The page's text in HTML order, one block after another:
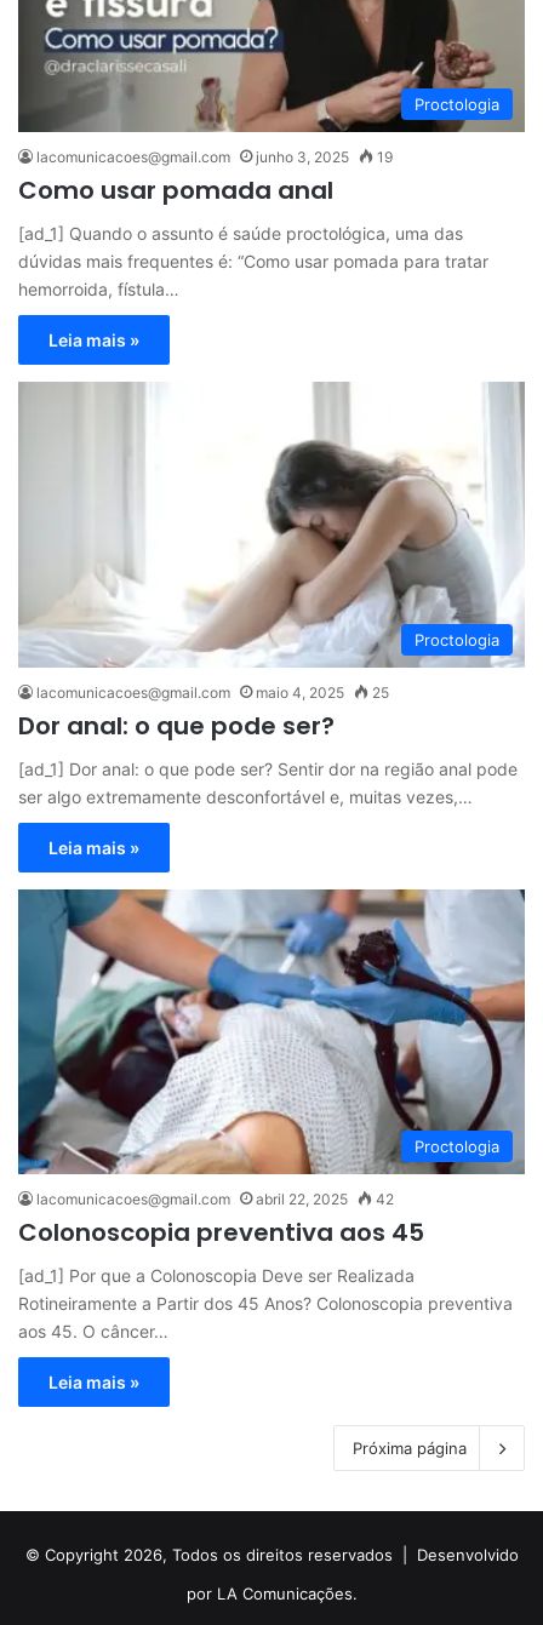
Proctologia
lacomunicacoes@gmail.com junho 3, 2025 19
Como usar pomada anal
[ad_1] Quando o assunto é saúde proctológica, uma das
dúvidas mais frequentes é: “Como usar pomada para tratar
hemorroida, fístula…
Leia mais »
Proctologia
lacomunicacoes@gmail.com maio 4, 2025 25
Dor anal: o que pode ser?
[ad_1] Dor anal: o que pode ser? Sentir dor na região anal pode
ser algo extremamente desconfortável e, muitas vezes,…
Leia mais »
Proctologia
lacomunicacoes@gmail.com abril 22, 2025 42
Colonoscopia preventiva aos 45
[ad_1] Por que a Colonoscopia Deve ser Realizada
Rotineiramente a Partir dos 45 Anos? Colonoscopia preventiva
aos 45. O câncer…
Leia mais »
Próxima página
© Copyright 2026, Todos os direitos reservados | Desenvolvido
por LA Comunicações.